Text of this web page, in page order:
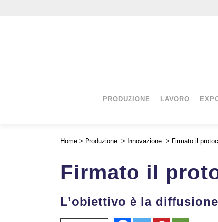
PRODUZIONE LAVORO
Home > Produzione > Innovazione > Firmato il
Firmato il
L’obiettivo è la